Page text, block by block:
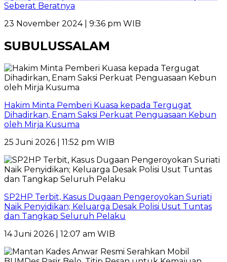
Seberat Beratnya
23 November 2024 | 9:36 pm WIB
SUBULUSSALAM
Hakim Minta Pemberi Kuasa kepada Tergugat
Dihadirkan, Enam Saksi Perkuat Penguasaan Kebun
oleh Mirja Kusuma
25 Juni 2026 | 11:52 pm WIB
SP2HP Terbit, Kasus Dugaan Pengeroyokan Suriati
Naik Penyidikan; Keluarga Desak Polisi Usut Tuntas
dan Tangkap Seluruh Pelaku
14 Juni 2026 | 12:07 am WIB